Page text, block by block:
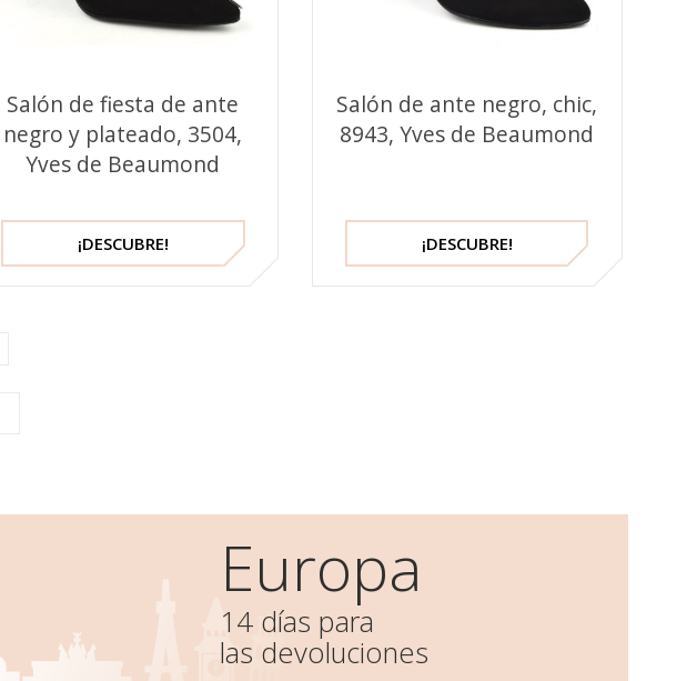
Salón de fiesta de ante
negro y plateado, 3504,
Yves de Beaumond
¡DESCUBRE!
Salón de ante negro, chic,
8943, Yves de Beaumond
¡DESCUBRE!
Europa
14 días para
las devoluciones